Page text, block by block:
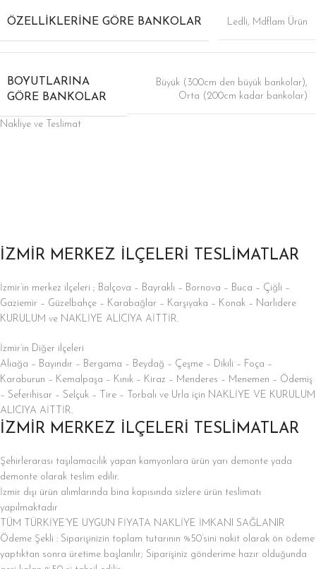
ÖZELLIKLERINE GÖRE BANKOLAR Ledli, Mdflam Ürün
BOYUTLARINA
GÖRE BANKOLAR
Büyük (300cm den büyük bankolar),
Orta (200cm kadar bankolar)
Nakliye ve Teslimat
İZMİR MERKEZ İLÇELERİ TESLİMATLAR
İzmir’in merkez ilçeleri ; Balçova – Bayraklı – Bornova – Buca – Çiğli –
Gaziemir – Güzelbahçe – Karabağlar – Karşıyaka – Konak – Narlıdere
KURULUM ve NAKLİYE ALICIYA AİTTİR.
İzmir’in Diğer ilçeleri
Aliağa – Bayındır – Bergama – Beydağ – Çeşme – Dikili – Foça –
Karaburun – Kemalpaşa – Kınık – Kiraz – Menderes – Menemen – Ödemiş
– Seferihisar – Selçuk – Tire – Torbalı ve Urla için NAKLİYE VE KURULUM
ALICIYA AİTTİR.
İZMİR MERKEZ İLÇELERİ TESLİMATLAR
Şehirlerarası taşılamacılık yapan kamyonlara ürün yarı demonte yada
demonte olarak teslim edilir.
İzmir dışı ürün alımlarında bina kapısında sizlere ürün teslimatı
yapılmaktadır
TÜM TÜRKİYE’YE UYGUN FİYATA NAKLİYE İMKANI SAĞLANIR
Ödeme Şekli : Siparişinizin toplam tutarının %50’sini nakit olarak ön ödeme
yaptıktan sonra üretime başlanılır; Siparişiniz gönderime hazır olduğunda